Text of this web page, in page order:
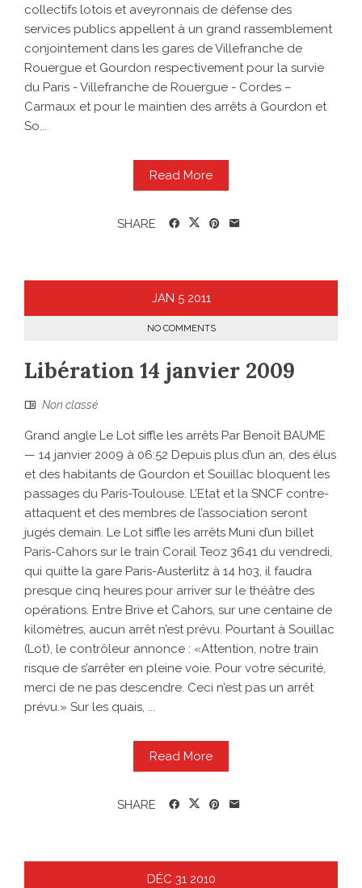
collectifs lotois et aveyronnais de défense des
services publics appellent à un grand rassemblement
conjointement dans les gares de Villefranche de
Rouergue et Gourdon respectivement pour la survie
du Paris - Villefranche de Rouergue - Cordes –
Carmaux et pour le maintien des arrêts à Gourdon et
So...
Read More
SHARE
JAN 5 2011
NO COMMENTS
Libération 14 janvier 2009
Non classé
Grand angle Le Lot siffle les arrêts Par Benoît BAUME
— 14 janvier 2009 à 06:52 Depuis plus d’un an, des élus
et des habitants de Gourdon et Souillac bloquent les
passages du Paris-Toulouse. L’Etat et la SNCF contre-
attaquent et des membres de l’association seront
jugés demain. Le Lot siffle les arrêts Muni d’un billet
Paris-Cahors sur le train Corail Teoz 3641 du vendredi,
qui quitte la gare Paris-Austerlitz à 14 h03, il faudra
presque cinq heures pour arriver sur le théâtre des
opérations. Entre Brive et Cahors, sur une centaine de
kilomètres, aucun arrêt n’est prévu. Pourtant à Souillac
(Lot), le contrôleur annonce : «Attention, notre train
risque de s’arrêter en pleine voie. Pour votre sécurité,
merci de ne pas descendre. Ceci n’est pas un arrêt
prévu.» Sur les quais, ...
Read More
SHARE
DÉC 31 2010